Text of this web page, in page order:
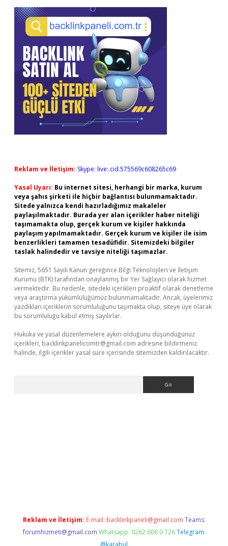
Reklam ve İletişim: Skype: live:.cid.575569c608265c69
Yasal Uyarı: Bu internet sitesi, herhangi bir marka, kurum
veya şahıs şirketi ile hiçbir bağlantısı bulunmamaktadır.
Sitede yalnızca kendi hazırladığımız makaleler
paylaşılmaktadır. Burada yer alan içerikler haber niteliği
taşımamakta olup, gerçek kurum ve kişiler hakkında
paylaşım yapılmamaktadır. Gerçek kurum ve kişiler ile isim
benzerlikleri tamamen tesadüfidir. Sitemizdeki bilgiler
taslak halindedir ve tavsiye niteliği taşımazlar.
Sitemiz, 5651 Sayılı Kanun gereğince Bilgi Teknolojileri ve İletişim
Kurumu (BTK) tarafından onaylanmış bir Yer Sağlayıcı olarak hizmet
vermektedir. Bu nedenle, sitedeki içerikleri proaktif olarak denetleme
veya araştırma yükümlülüğümüz bulunmamaktadır. Ancak, üyelerimiz
yazdıkları içeriklerin sorumluluğunu taşımakta olup, siteye üye olarak
bu sorumluluğu kabul etmiş sayılırlar.
Hukuka ve yasal düzenlemelere aykırı olduğunu düşündüğünüz
içerikleri, backlinkpanelicomtr@gmail.com adresine bildirmeniz
halinde, ilgili içerikler yasal süre içerisinde sitemizden kaldırılacaktır.
Reklam ve İletişim: E-mail: backlinkpaneli@gmail.com Teams:
forumhizmeti@gmail.com Whatsapp: 0262 606 0 726 Telegram:
@karabul